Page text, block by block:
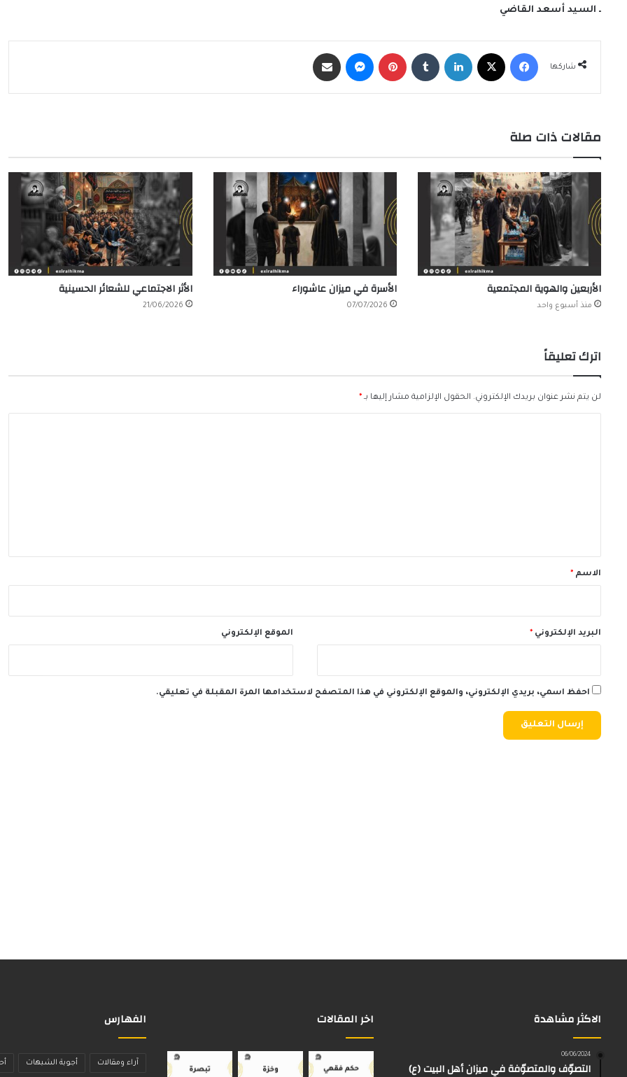
ـ السيد أسعد القاضي
شاركها
مقالات ذات صلة
الأربعين والهوية المجتمعية
منذ أسبوع واحد
الأسرة في ميزان عاشوراء
07/07/2026
الأثر الاجتماعي للشعائر الحسينية
21/06/2026
اترك تعليقاً
لن يتم نشر عنوان بريدك الإلكتروني. الحقول الإلزامية مشار إليها بـ *
*الاسم *
البريد الإلكتروني * الموقع الإلكتروني
احفظ اسمي، بريدي الإلكتروني، والموقع الإلكتروني في هذا المتصفح لاستخدامها المرة المقبلة في تعليقي.
الاكثر مشاهدة
06/06/2024
التصوّف والمتصوّفة في ميزان أهل البيت (ع)
اخر المقالات الفهارس
آراء ومقالات أجوبة الشبهات